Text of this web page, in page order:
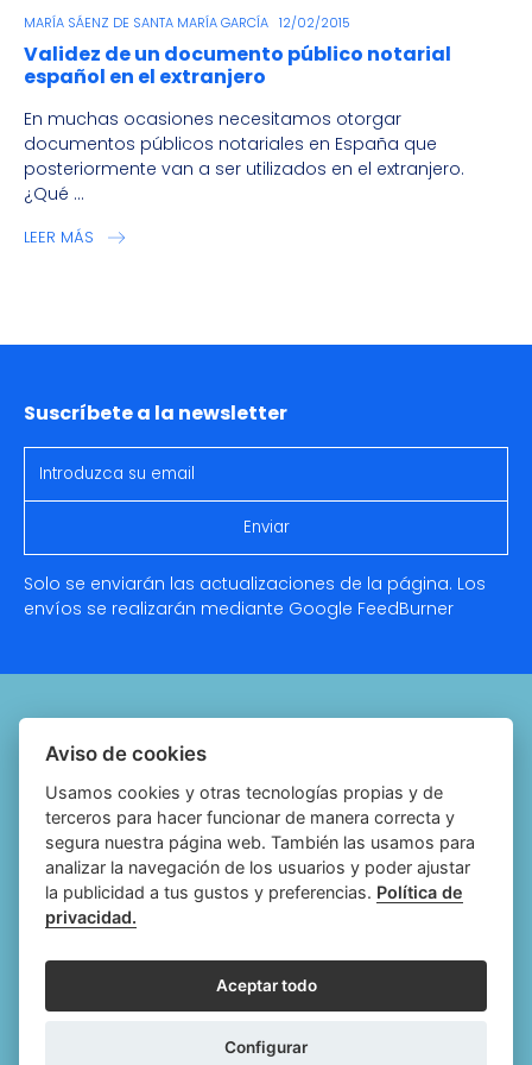
MARÍA SÁENZ DE SANTA MARÍA GARCÍA 12/02/2015
Validez de un documento público notarial
español en el extranjero
En muchas ocasiones necesitamos otorgar
documentos públicos notariales en España que
posteriormente van a ser utilizados en el extranjero.
¿Qué ...
LEER MÁS
Suscríbete a la newsletter
Solo se enviarán las actualizaciones de la página. Los
envíos se realizarán mediante Google FeedBurner
Política de cookies
Política de privacidad
Aviso legal
Configurar cookies
Aviso de cookies
Usamos cookies y otras tecnologías propias y de
terceros para hacer funcionar de manera correcta y
segura nuestra página web. También las usamos para
analizar la navegación de los usuarios y poder ajustar
la publicidad a tus gustos y preferencias. Política de
privacidad.
Aceptar todo
Configurar